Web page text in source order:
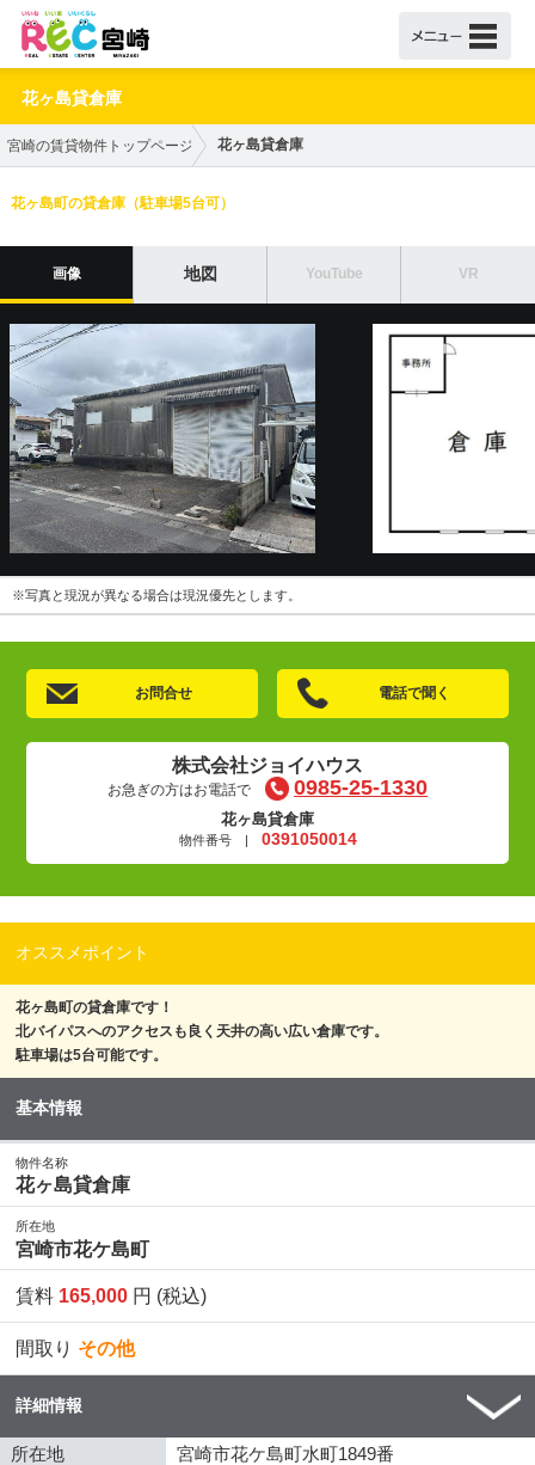
花ヶ島貸倉庫
宮崎の賃貸物件トップページ 花ヶ島貸倉庫
花ヶ島町の貸倉庫（駐車場5台可）
画像 地図 YouTube VR
※写真と現況が異なる場合は現況優先とします。
お問合せ 電話で聞く
株式会社ジョイハウス
お急ぎの方はお電話で 0985-25-1330
花ヶ島貸倉庫
物件番号 | 0391050014
オススメポイント
花ヶ島町の貸倉庫です！
北バイパスへのアクセスも良く天井の高い広い倉庫です。
駐車場は5台可能です。
基本情報
物件名称
花ヶ島貸倉庫
所在地
宮崎市花ケ島町
賃料 165,000 円 (税込)
間取り その他
詳細情報
所在地
宮崎市花ケ島町水町1849番